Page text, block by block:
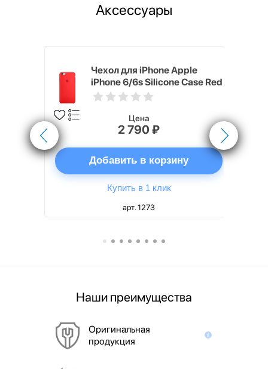
Аксессуары
Чехол для iPhone Apple
iPhone 6/6s Silicone Case Red
Цена
2 790 ₽
Добавить в корзину
Купить в 1 клик
арт. 1273
Наши преимущества
Оригинальная
продукция